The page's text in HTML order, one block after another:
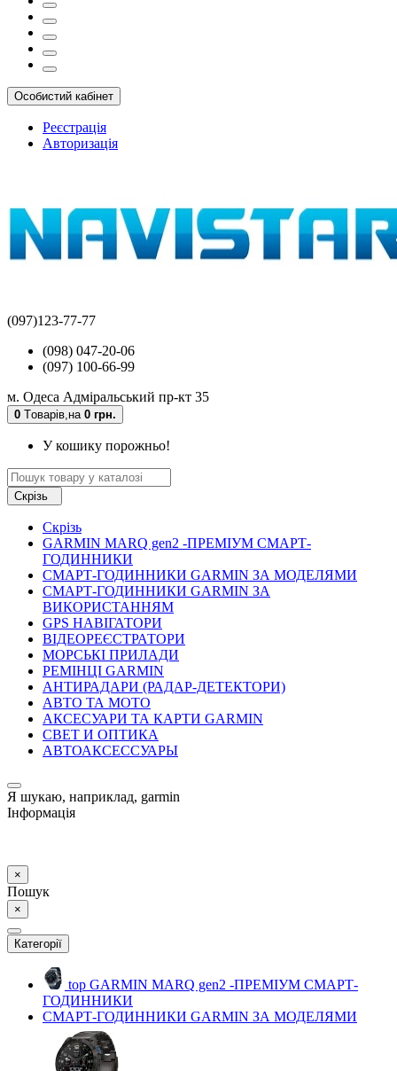
Особистий кабінет
Реєстрація
Авторизація
(097)123-77-77
(098) 047-20-06
(097) 100-66-99
м. Одеса Адміральський пр-кт 35
0 Tоварів,на 0 грн.
У кошику порожньо!
Скрізь
Скрізь
GARMIN MARQ gen2 -ПРЕМІУМ СМАРТ-
ГОДИННИКИ
СМАРТ-ГОДИННИКИ GARMIN ЗА МОДЕЛЯМИ
СМАРТ-ГОДИННИКИ GARMIN ЗА
ВИКОРИСТАННЯМ
GPS НАВІГАТОРИ
ВІДЕОРЕЄСТРАТОРИ
МОРСЬКІ ПРИЛАДИ
РЕМІНЦІ GARMIN
АНТИРАДАРИ (РАДАР-ДЕТЕКТОРИ)
АВТО ТА МОТО
АКСЕСУАРИ ТА КАРТИ GARMIN
СВЕТ И ОПТИКА
АВТОАКСЕССУАРЫ
Я шукаю, наприклад, garmin
Інформація
×
Пошук
×
Категорії
top GARMIN MARQ gen2 -ПРЕМІУМ СМАРТ-
ГОДИННИКИ
СМАРТ-ГОДИННИКИ GARMIN ЗА МОДЕЛЯМИ